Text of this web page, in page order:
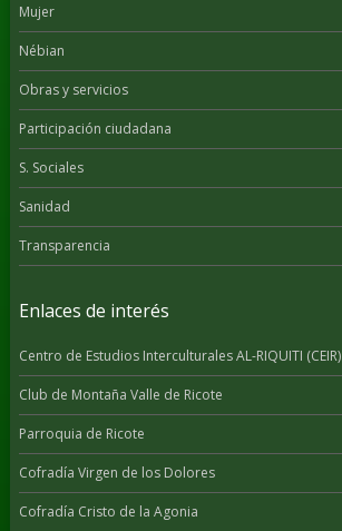
Mujer
Nébian
Obras y servicios
Participación ciudadana
S. Sociales
Sanidad
Transparencia
Enlaces de interés
Centro de Estudios Interculturales AL-RIQUITI (CEIR)
Club de Montaña Valle de Ricote
Parroquia de Ricote
Cofradía Virgen de los Dolores
Cofradía Cristo de la Agonia